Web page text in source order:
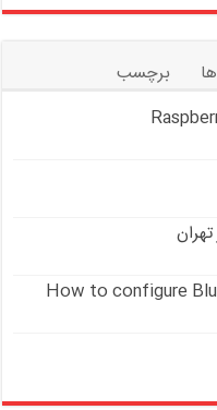
برچسب
How to configure